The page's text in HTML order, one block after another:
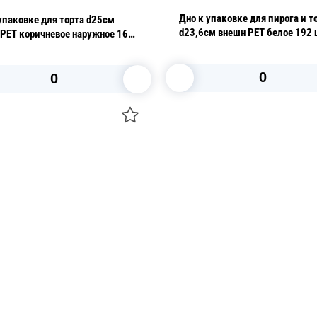
для торта d25см
коричневое наружное 160
Дно к упаковке для пирога и
d23,6см внешн PET белое 192 шт/кор